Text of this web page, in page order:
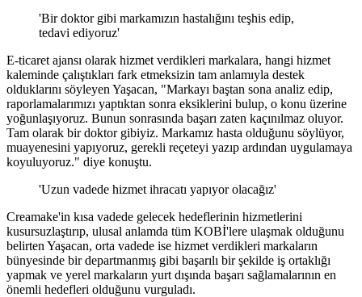
'Bir doktor gibi markamızın hastalığını teşhis edip,
tedavi ediyoruz'
E-ticaret ajansı olarak hizmet verdikleri markalara, hangi hizmet
kaleminde çalıştıkları fark etmeksizin tam anlamıyla destek
olduklarını söyleyen Yaşacan, "Markayı baştan sona analiz edip,
raporlamalarımızı yaptıktan sonra eksiklerini bulup, o konu üzerine
yoğunlaşıyoruz. Bunun sonrasında başarı zaten kaçınılmaz oluyor.
Tam olarak bir doktor gibiyiz. Markamız hasta olduğunu söylüyor,
muayenesini yapıyoruz, gerekli reçeteyi yazıp ardından uygulamaya
koyuluyoruz." diye konuştu.
'Uzun vadede hizmet ihracatı yapıyor olacağız'
Creamake'in kısa vadede gelecek hedeflerinin hizmetlerini
kusursuzlaştırıp, ulusal anlamda tüm KOBİ'lere ulaşmak olduğunu
belirten Yaşacan, orta vadede ise hizmet verdikleri markaların
bünyesinde bir departmanmış gibi başarılı bir şekilde iş ortaklığı
yapmak ve yerel markaların yurt dışında başarı sağlamalarının en
önemli hedefleri olduğunu vurguladı.